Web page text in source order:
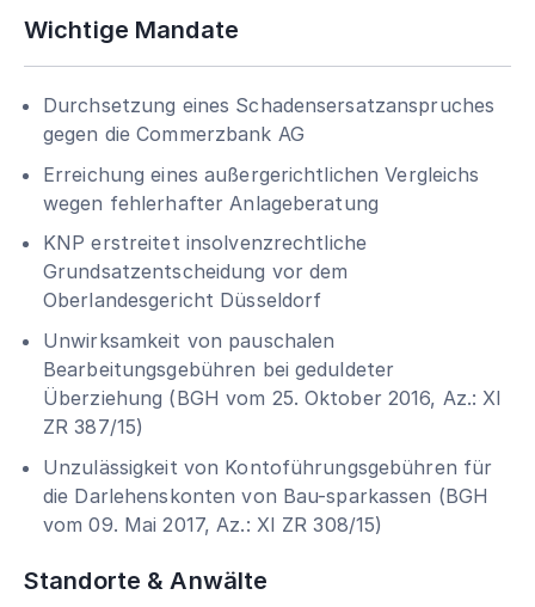
Wichtige Mandate
Durchsetzung eines Schadensersatzanspruches
gegen die Commerzbank AG
Erreichung eines außergerichtlichen Vergleichs
wegen fehlerhafter Anlageberatung
KNP erstreitet insolvenzrechtliche
Grundsatzentscheidung vor dem
Oberlandesgericht Düsseldorf
Unwirksamkeit von pauschalen
Bearbeitungsgebühren bei geduldeter
Überziehung (BGH vom 25. Oktober 2016, Az.: XI
ZR 387/15)
Unzulässigkeit von Kontoführungsgebühren für
die Darlehenskonten von Bau-sparkassen (BGH
vom 09. Mai 2017, Az.: XI ZR 308/15)
Standorte & Anwälte